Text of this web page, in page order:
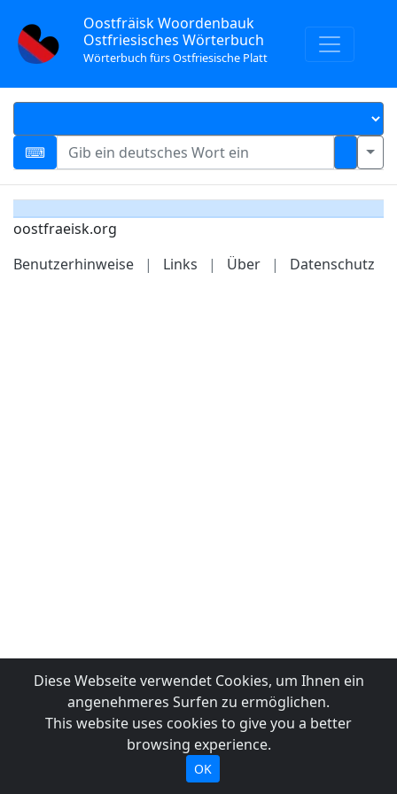
Oostfräisk Woordenbauk
Ostfriesisches Wörterbuch
Wörterbuch fürs Ostfriesische Platt
oostfraeisk.org
Benutzerhinweise
| Links | Über | Datenschutz
Diese Webseite verwendet Cookies, um Ihnen ein
angenehmeres Surfen zu ermöglichen.
This website uses cookies to give you a better
browsing experience.
OK